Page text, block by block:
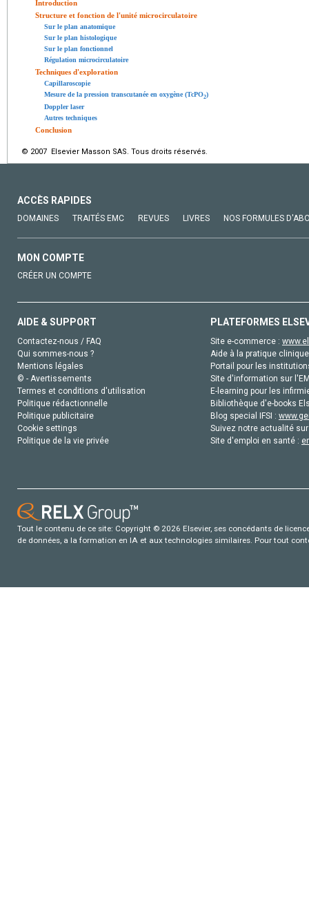
Introduction
Structure et fonction de l'unité microcirculatoire
Sur le plan anatomique
Sur le plan histologique
Sur le plan fonctionnel
Régulation microcirculatoire
Techniques d'exploration
Capillaroscopie
Mesure de la pression transcutanée en oxygène (TcPO2)
Doppler laser
Autres techniques
Conclusion
© 2007 Elsevier Masson SAS. Tous droits réservés.
ACCÈS RAPIDES
DOMAINES TRAITÉS EMC REVUES LIVRES NOS FORMULES
MON COMPTE
CRÉER UN COMPTE
AIDE & SUPPORT
Contactez-nous / FAQ
Qui sommes-nous ?
Mentions légales
© - Avertissements
Termes et conditions d'utilisation
Politique rédactionnelle
Politique publicitaire
Cookie settings
Politique de la vie privée
PLATEFORMES
Site e-commerce :
Aide à la pratique
Portail pour les
Site d'information sur
E-learning pour les
Bibliothèque d'e-books
Blog special IFSI :
Suivez notre actualité
Site d'emploi en santé :
Tout le contenu de ce site: Copyright © 2026 Elsevier, ses concédants de
de données, a la formation en IA et aux technologies similaires. Pour tout